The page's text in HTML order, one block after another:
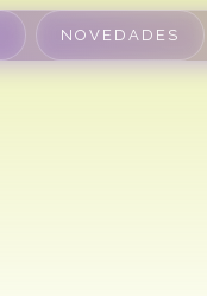
NOVEDADES